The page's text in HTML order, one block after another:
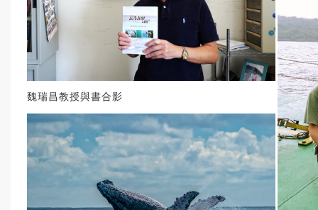
魏瑞昌教授與書合影